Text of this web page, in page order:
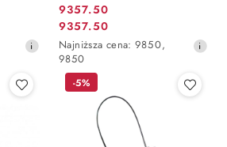
Cena
promocyjna:
9357.50
Cena
promocyjna:
9357.50
Najniższa
cena
30
Najniższa cena: 9850,
9850
-5%